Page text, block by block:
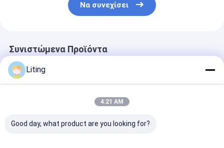
Να συνεχίσει
Συνιστώμενα Προϊόντα
Liting
4:21 AM
Good day, what product are you looking for?